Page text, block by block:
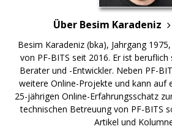
Über Besim Karadeniz
Besim Karadeniz (bka), Jahrgang
von PF-BITS seit 2016. Er ist
Berater und -Entwickler. Neben PF-
weitere Online-Projekte und kann auf
25-jährigen Online-Erfahrungsschatz
technischen Betreuung von PF-BITS
Artikel und